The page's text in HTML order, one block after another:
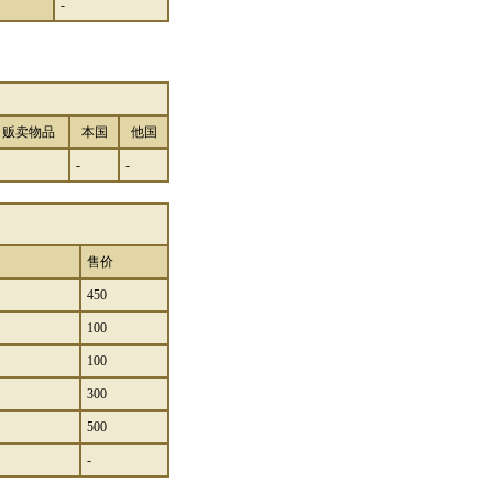
-
贩卖物品 本国 他国
- -
售价
450
100
100
300
500
-